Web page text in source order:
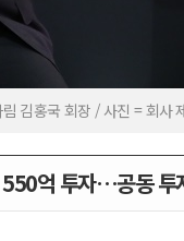
김홍국 회장 / 사진 = 회사
억 투자…공동 투